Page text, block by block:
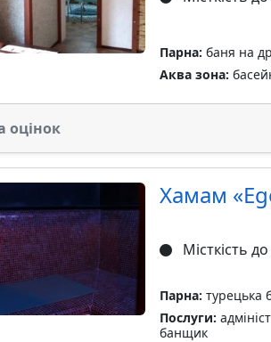
Парна: баня на
Аква зона:
оцінок
Хамам
Місткість до
Парна: турецька
Послуги:
банщик